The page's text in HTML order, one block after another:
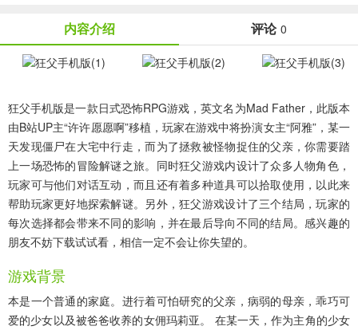
内容介绍 评论 0
狂父手机版是一款日式恐怖RPG游戏，英文名为Mad Father，此版本
由B站UP主“许许愿愿啊”移植，玩家在游戏中将扮演女主“阿雅”，某一
天发现僵尸在大宅中行走，而为了拯救被怪物捉住的父亲，你需要踏
上一场恐怖的冒险解谜之旅。同时狂父游戏内设计了众多人物角色，
玩家可与他们对话互动，而且还有着多种道具可以拾取使用，以此来
帮助玩家更好地探索解谜。另外，狂父游戏设计了三个结局，玩家的
每次选择都会带来不同的影响，并在最后导向不同的结局。感兴趣的
朋友不妨下载试试看，相信一定不会让你失望的。
游戏背景
本是一个普通的家庭。进行着可怕研究的父亲，病弱的母亲，乖巧可
爱的少女以及被爸爸收养的女佣玛莉亚。 在某一天，作为主角的少女